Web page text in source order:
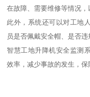
在故障、需要维修等情况，
此外，系统还可以对工地
员是否佩戴安全帽、是否违
智慧工地升降机安全监测
效率，减少事故的发生，保